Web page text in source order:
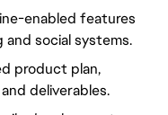
enabled features
social systems.
product plan,
deliverables.